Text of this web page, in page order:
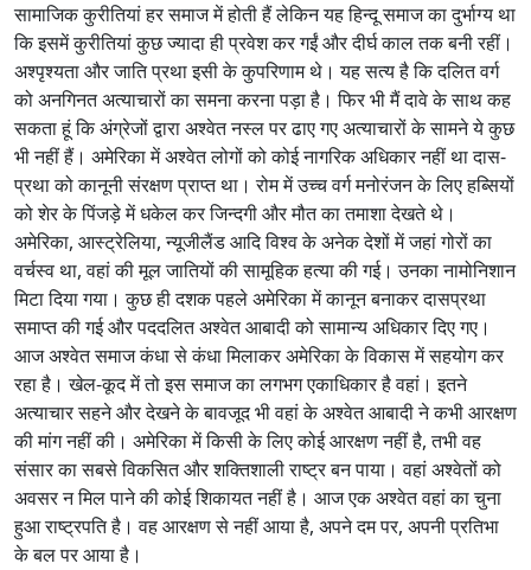
सामाजिक कुरीतियां हर समाज में होती हैं लेकिन यह हिन्दू समाज का दुर्भाग्य था
कि इसमें कुरीतियां कुछ ज्यादा ही प्रवेश कर गईं और दीर्घ काल तक बनी रहीं।
अश्पृश्यता और जाति प्रथा इसी के कुपरिणाम थे। यह सत्य है कि दलित वर्ग
को अनगिनत अत्याचारों का समना करना पड़ा है। फिर भी मैं दावे के साथ कह
सकता हूं कि अंग्रेजों द्वारा अश्वेत नस्ल पर ढाए गए अत्याचारों के सामने ये कुछ
भी नहीं हैं। अमेरिका में अश्वेत लोगों को कोई नागरिक अधिकार नहीं था दास-
प्रथा को कानूनी संरक्षण प्राप्त था। रोम में उच्च वर्ग मनोरंजन के लिए हब्सियों
को शेर के पिंजड़े में धकेल कर जिन्दगी और मौत का तमाशा देखते थे।
अमेरिका, आस्ट्रेलिया, न्यूजीलैंड आदि विश्व के अनेक देशों में जहां गोरों का
वर्चस्व था, वहां की मूल जातियों की सामूहिक हत्या की गई। उनका नामोनिशान
मिटा दिया गया। कुछ ही दशक पहले अमेरिका में कानून बनाकर दासप्रथा
समाप्त की गई और पददलित अश्वेत आबादी को सामान्य अधिकार दिए गए।
आज अश्वेत समाज कंधा से कंधा मिलाकर अमेरिका के विकास में सहयोग कर
रहा है। खेल-कूद में तो इस समाज का लगभग एकाधिकार है वहां। इतने
अत्याचार सहने और देखने के बावजूद भी वहां के अश्वेत आबादी ने कभी आरक्षण
की मांग नहीं की। अमेरिका में किसी के लिए कोई आरक्षण नहीं है, तभी वह
संसार का सबसे विकसित और शक्तिशाली राष्ट्र बन पाया। वहां अश्वेतों को
अवसर न मिल पाने की कोई शिकायत नहीं है। आज एक अश्वेत वहां का चुना
हुआ राष्ट्रपति है। वह आरक्षण से नहीं आया है, अपने दम पर, अपनी प्रतिभा
के बल पर आया है।